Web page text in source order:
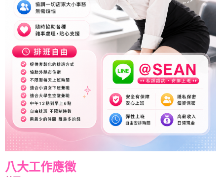
八大工作應徵